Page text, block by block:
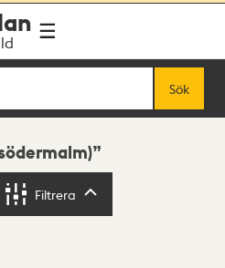
Sök
Filtrera